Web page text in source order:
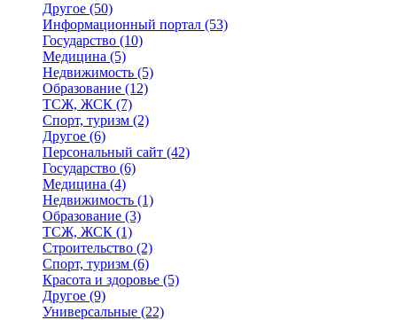
Другое (50)
Информационный портал (53)
Государство (10)
Медицина (5)
Недвижимость (5)
Образование (12)
ТСЖ, ЖСК (7)
Спорт, туризм (2)
Другое (6)
Персональный сайт (42)
Государство (6)
Медицина (4)
Недвижимость (1)
Образование (3)
ТСЖ, ЖСК (1)
Строительство (2)
Спорт, туризм (6)
Красота и здоровье (5)
Другое (9)
Универсальные (22)